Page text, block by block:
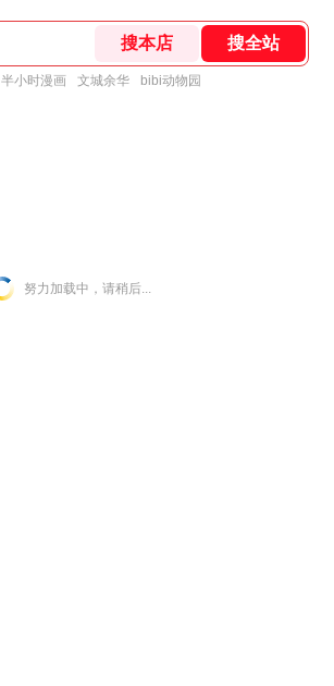
半小时漫画 文城余华 bibi动物园
努力加载中，请稍后...